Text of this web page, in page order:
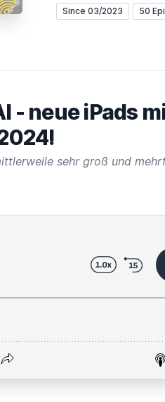
Since 03/2023 50
- neue iPads